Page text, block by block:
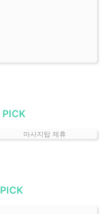
PICK
마사지탑 제휴
PICK